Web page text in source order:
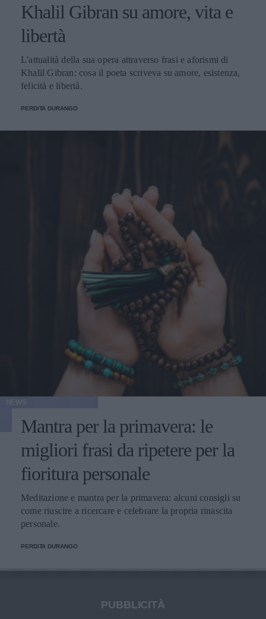
Khalil Gibran su amore, vita e
libertà
L'attualità della sua opera attraverso frasi e aforismi di
Khalil Gibran: cosa il poeta scriveva su amore, esistenza,
felicità e libertà.
PERDITA DURANGO
Mantra per la primavera: le
migliori frasi da ripetere per la
fioritura personale
Meditazione e mantra per la primavera: alcuni consigli su
come riuscire a ricercare e celebrare la propria rinascita
personale.
PERDITA DURANGO
PUBBLICITÀ